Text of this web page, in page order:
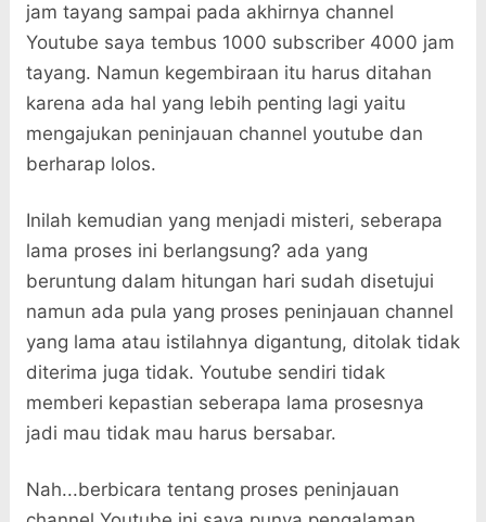
jam tayang sampai pada akhirnya channel
Youtube saya tembus 1000 subscriber 4000 jam
tayang. Namun kegembiraan itu harus ditahan
karena ada hal yang lebih penting lagi yaitu
mengajukan peninjauan channel youtube dan
berharap lolos.
Inilah kemudian yang menjadi misteri, seberapa
lama proses ini berlangsung? ada yang
beruntung dalam hitungan hari sudah disetujui
namun ada pula yang proses peninjauan channel
yang lama atau istilahnya digantung, ditolak tidak
diterima juga tidak. Youtube sendiri tidak
memberi kepastian seberapa lama prosesnya
jadi mau tidak mau harus bersabar.
Nah...berbicara tentang proses peninjauan